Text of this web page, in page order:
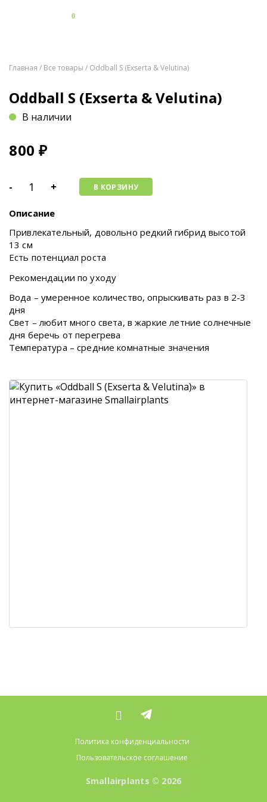
0
Главная / Все товары / Oddball S (Exserta & Velutina)
Oddball S (Exserta & Velutina)
В наличии
800₽
- + В КОРЗИНУ
Описание
Привлекательный, довольно редкий гибрид высотой
13 см
Есть потенциал роста
Рекомендации по уходу
Вода – умеренное количество, опрыскивать раз в 2-3
дня
Свет – любит много света, в жаркие летние солнечные
дня беречь от перегрева
Температура – средние комнатные значения
Политика конфиденциальности
Пользовательское соглашение
Smallairplants © 2026